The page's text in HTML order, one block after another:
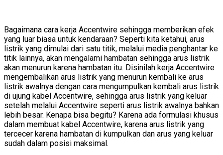
Bagaimana cara kerja Accentwire sehingga memberikan efek
yang luar biasa untuk kendaraan? Seperti kita ketahui, arus
listrik yang dimulai dari satu titik, melalui media penghantar ke
titik lainnya, akan mengalami hambatan sehingga arus listrik
akan menurun karena hambatan itu. Disinilah kerja Accentwire
mengembalikan arus listrik yang menurun kembali ke arus
listrik awalnya dengan cara mengumpulkan kembali arus listrik
di ujung kabel Accentwire, sehingga arus listrik yang keluar
setelah melalui Accentwire seperti arus listrik awalnya bahkan
lebih besar. Kenapa bisa begitu? Karena ada formulasi khusus
dalam membuat kabel Accentwire, karena arus listrik yang
tercecer karena hambatan di kumpulkan dan arus yang keluar
sudah dalam posisi maksimal.